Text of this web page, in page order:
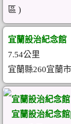
區 )
宜蘭設治紀念館
7.54公里
宜蘭縣260宜蘭
宜蘭設治紀念館
宜蘭設治紀念